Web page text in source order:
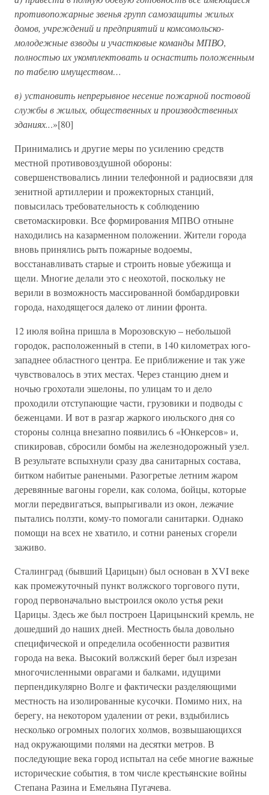
противопожарные звенья групп самозащиты жилых
домов, учреждений и предприятий и комсомольско-
молодежные взводы и участковые команды МПВО,
полностью их укомплектовать и оснастить положенным
по табелю имуществом…
в) установить непрерывное несение пожарной постовой
службы в жилых, общественных и производственных
зданиях...»[80]
Принимались и другие меры по усилению средств
местной противовоздушной обороны:
совершенствовались линии телефонной и радиосвязи для
зенитной артиллерии и прожекторных станций,
повысилась требовательность к соблюдению
светомаскировки. Все формирования МПВО отныне
находились на казарменном положении. Жители города
вновь принялись рыть пожарные водоемы,
восстанавливать старые и строить новые убежища и
щели. Многие делали это с неохотой, поскольку не
верили в возможность массированной бомбардировки
города, находящегося далеко от линии фронта.
12 июля война пришла в Морозовскую – небольшой
городок, расположенный в степи, в 140 километрах юго-
западнее областного центра. Ее приближение и так уже
чувствовалось в этих местах. Через станцию днем и
ночью грохотали эшелоны, по улицам то и дело
проходили отступающие части, грузовики и подводы с
беженцами. И вот в разгар жаркого июльского дня со
стороны солнца внезапно появились 6 «Юнкерсов» и,
спикировав, сбросили бомбы на железнодорожный узел.
В результате вспыхнули сразу два санитарных состава,
битком набитые ранеными. Разогретые летним жаром
деревянные вагоны горели, как солома, бойцы, которые
могли передвигаться, выпрыгивали из окон, лежачие
пытались ползти, кому-то помогали санитарки. Однако
помощи на всех не хватило, и сотни раненых сгорели
заживо.
Сталинград (бывший Царицын) был основан в XVI веке
как промежуточный пункт волжского торгового пути,
город первоначально выстроился около устья реки
Царицы. Здесь же был построен Царицынский кремль, не
дошедший до наших дней. Местность была довольно
специфической и определила особенности развития
города на века. Высокий волжский берег был изрезан
многочисленными оврагами и балками, идущими
перпендикулярно Волге и фактически разделяющими
местность на изолированные кусочки. Помимо них, на
берегу, на некотором удалении от реки, вздыбились
несколько огромных пологих холмов, возвышающихся
над окружающими полями на десятки метров. В
последующие века город испытал на себе многие важные
исторические события, в том числе крестьянские войны
Степана Разина и Емельяна Пугачева.